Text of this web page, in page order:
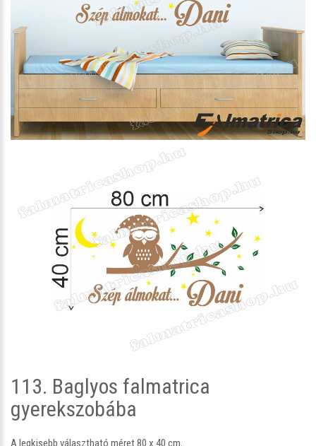
113. Baglyos falmatrica
gyerekszobába
A legkisebb választható méret 80 x 40 cm.